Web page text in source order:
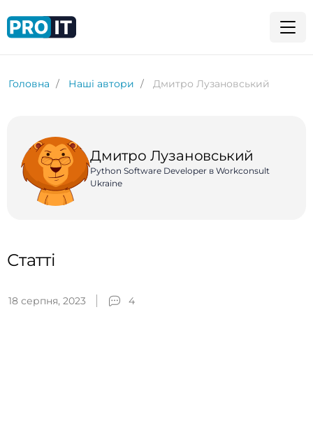
Головна Наші автори Дмитро Лузановський
Дмитро Лузановський
Python Software Developer в Workconsult
Ukraine
Статті
18 серпня, 2023 4